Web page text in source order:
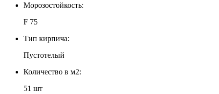
Морозостойкость:
F 75
Тип кирпича:
Пустотелый
Количество в м2:
51 шт